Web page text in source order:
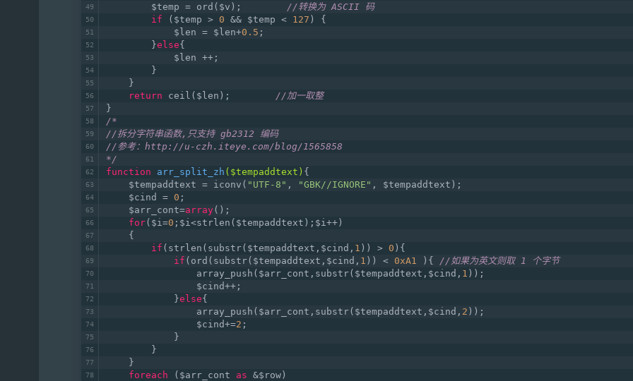
        $temp = ord($v);
//转换为 ASCII 码
if ($temp > 0 && $temp < 127 ) {
            $len = $len+
0.5 ;
        }
else{
            $len ++;
        }
    }
return ceil($len); //加一取整
}
/*
//拆分字符串函数,只支持 gb2312 编码
//参考：http://u-czh.iteye.com/blog/1565858
*/
function
arr_split_zh ($tempaddtext) {
    $tempaddtext = iconv(
"UTF-8" , "GBK//IGNORE" , $tempaddtext);
    $cind =
0 ;
    $arr_cont=
array();
for($i=0 ;$i<strlen($tempaddtext);$i++)
    {
if (strlen(substr($tempaddtext,$cind, 1 )) > 0 ){
if (ord(substr($tempaddtext,$cind, 1 )) < 0xA1 ){
//如果为英文则取 1 个字节
                array_push($arr_cont,substr($tempaddtext,$cind,
1 ));
                $cind++;
            }
else{
                array_push($arr_cont,substr($tempaddtext,$cind,
2 ));
                $cind+=
2 ;
            }
        }
    }
foreach ($arr_cont as &$row)